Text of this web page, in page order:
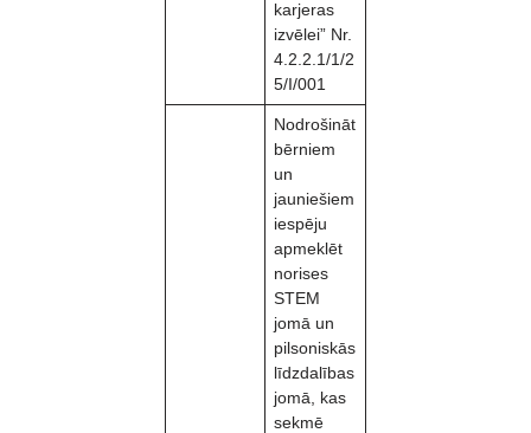
karjeras
izvēlei” Nr.
4.2.2.1/1/2
5/I/001
Nodrošināt
bērniem
un
jauniešiem
iespēju
apmeklēt
norises
STEM
jomā un
pilsoniskās
līdzdalības
jomā, kas
sekmē